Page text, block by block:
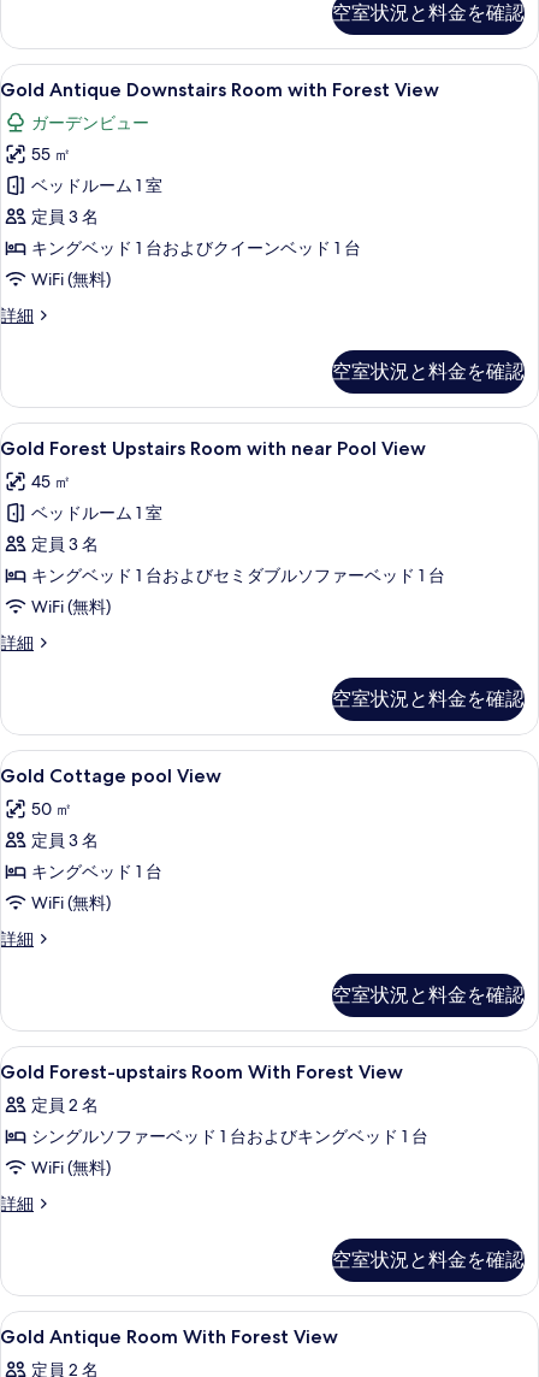
べ
て
の
写
真
を
表
示
す
る
with
near
Pool
View
の
詳
細
空室状況と料金を確認
Gold
Antique
Downstairs
Room
with
Forest
View
の
す
の
写
真
を
表
示
す
る
Gold Antique Downstairs Room with
3
Gold Antique Downstairs Room with Forest View
ガーデンビュー
55 ㎡
ベッドルーム 1 室
定員 3 名
キングベッド 1 台およびクイーンベッド 1 台
WiFi (無料)
詳細
Gold
with
Forest
View
詳
細
空室状況と料金を確認
Gold
Forest
Upstairs
Room
with
near
Pool
View
の
べ
て
の
写
真
を
表
示
Gold Forest Upstairs Room with
3
Gold Forest Upstairs Room with near Pool View
45 ㎡
ベッドルーム 1 室
定員 3 名
キングベッド 1 台およびセミダブルソファーベッド 1 台
WiFi (無料)
詳細
Gold
with
near
Pool
の
詳
空室状況と料金を確認
Gold
Cottage
pool
View
の
す
べ
写
真
を
表
示
る
Gold Cottage pool View | セーフテ
2
Gold Cottage pool View
50 ㎡
定員 3 名
キングベッド 1 台
WiFi (無料)
詳細
Gold
の
詳
細
空室状況と料金を確認
Gold
Forest-
upstairs
Room
With
Forest
す
べ
て
セーフティボックス (室内)、デスク
2
Gold Forest-upstairs Room With Forest View
定員 2 名
シングルソファーベッド 1 台およびキングベッド 1 台
WiFi (無料)
詳細
Gold
With
Forest
View
空室状況と料金を確認
Gold
Antique
セーフティボックス (室内)、デスク
1
Gold Antique Room With Forest View
定員 2 名